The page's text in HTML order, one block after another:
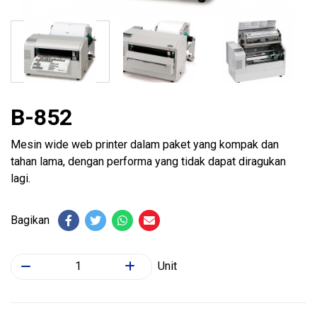
B-852
Mesin wide web printer dalam paket yang kompak dan
tahan lama, dengan performa yang tidak dapat diragukan
lagi.
Bagikan
Unit